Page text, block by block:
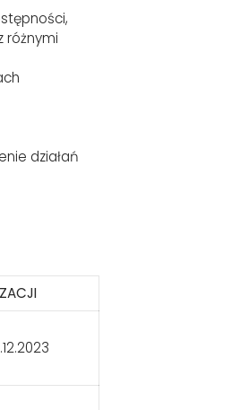
różnymi
działań